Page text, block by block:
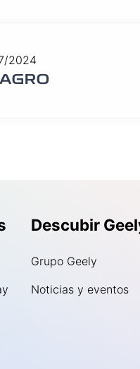
2024
Descubir
Grupo Geely
Noticias y eventos